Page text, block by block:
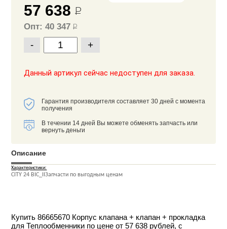
57 638Р
Опт: 40 347Р
- +
Данный артикул сейчас недоступен для заказа.
Гарантия производителя составляет 30 дней с момента
получения
В течении 14 дней Вы можете обменять запчасть или
вернуть деньги
Описание
Характеристики:
CITY 24 BIC_IIЗапчасти по выгодным ценам
Купить 86665670 Корпус клапана + клапан + прокладка
для Теплообменники по цене от 57 638 рублей, с